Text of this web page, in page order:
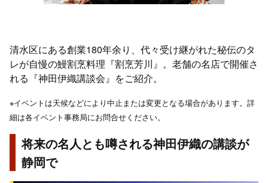
清水区にある創業180年余り、代々受け継がれた秘伝のタ
レが自慢の鰻割烹料理『割烹芳川』。老舗の名店で開催さ
れる『神田伊織講談会』をご紹介。
※イベントは天候などにより中止または変更となる場合があります。詳
細は各イベント事務局にお問合せください。
将来の名人とも噂される神田伊織の講談が
静岡で